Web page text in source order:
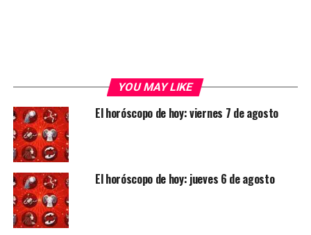
YOU MAY LIKE
El horóscopo de hoy: viernes 7 de agosto
El horóscopo de hoy: jueves 6 de agosto